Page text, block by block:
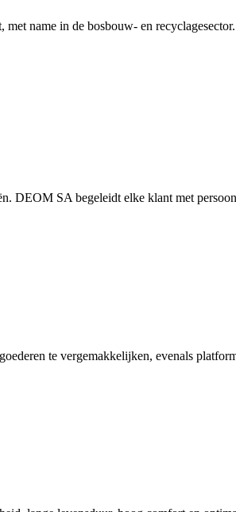
name in de bosbouw- en
SA begeleidt elke klant met
te vergemakkelijken, evenals